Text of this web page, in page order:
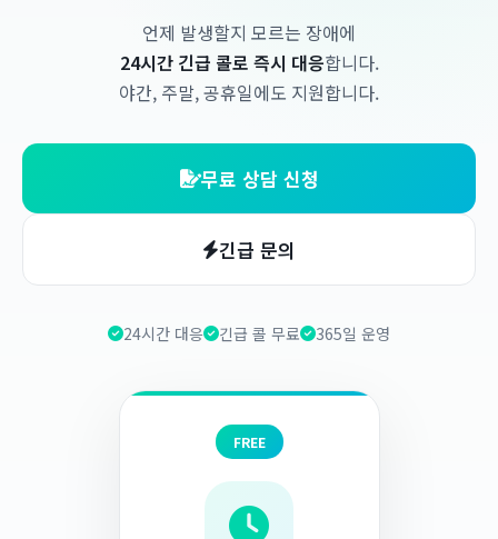
언제 발생할지 모르는 장애에
24시간 긴급 콜로 즉시 대응합니다.
야간, 주말, 공휴일에도 지원합니다.
무료 상담 신청
긴급 문의
24시간 대응 긴급 콜 무료 365일 운영
FREE